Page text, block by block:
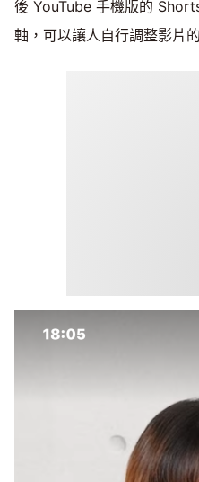
後 YouTube 手機版的
軸，可以讓人自行調整影片